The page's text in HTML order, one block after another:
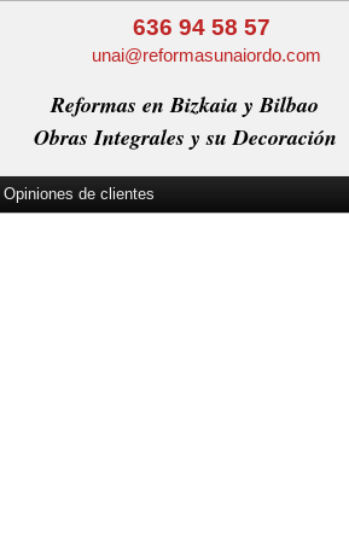
636 94 58 57
unai@reformasunaiordo.com
Reformas en Bizkaia y Bilbao
Obras Integrales y su Decoración
Opiniones de clientes